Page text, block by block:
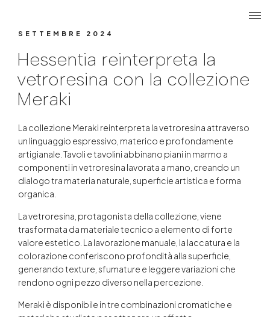
Cerca
Login
Hessentia reinterpreta la
SETTEMBRE 2024
Hessentia reinterpreta la
vetroresina con la collezione
Meraki
La collezione Meraki reinterpreta la vetroresina attraverso
un linguaggio espressivo, materico e profondamente
artigianale. Tavoli e tavolini abbinano piani in marmo a
componenti in vetroresina lavorata a mano, creando un
dialogo tra materia naturale, superficie artistica e forma
organica.
La vetroresina, protagonista della collezione, viene
trasformata da materiale tecnico a elemento di forte
valore estetico. La lavorazione manuale, la laccatura e la
colorazione conferiscono profondità alla superficie,
generando texture, sfumature e leggere variazioni che
rendono ogni pezzo diverso nella percezione.
Meraki è disponibile in tre combinazioni cromatiche e